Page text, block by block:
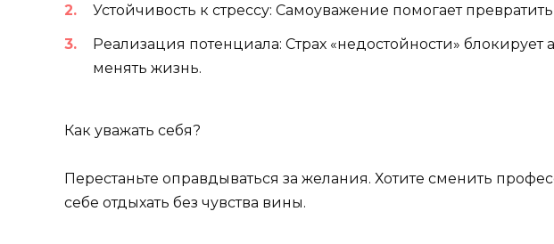
Устойчивость к стрессу: Самоуважение помогает
Реализация потенциала: Страх «недостойности»
менять жизнь.
Как уважать себя?
Перестаньте оправдываться за желания. Хотите сменить
себе отдыхать без чувства вины.